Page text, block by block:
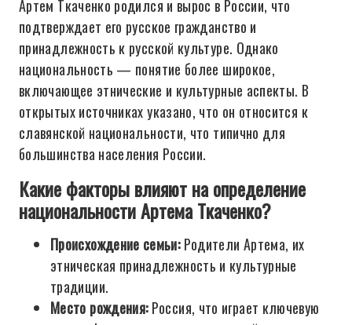
Артем Ткаченко родился и вырос в России, что
подтверждает его русское гражданство и
принадлежность к русской культуре. Однако
национальность — понятие более широкое,
включающее этнические и культурные аспекты. В
открытых источниках указано, что он относится к
славянской национальности, что типично для
большинства населения России.
Какие факторы влияют на определение
национальности Артема Ткаченко?
Происхождение семьи:Родители Артема, их
этническая принадлежность и культурные
традиции.
Место рождения:Россия, что играет ключевую